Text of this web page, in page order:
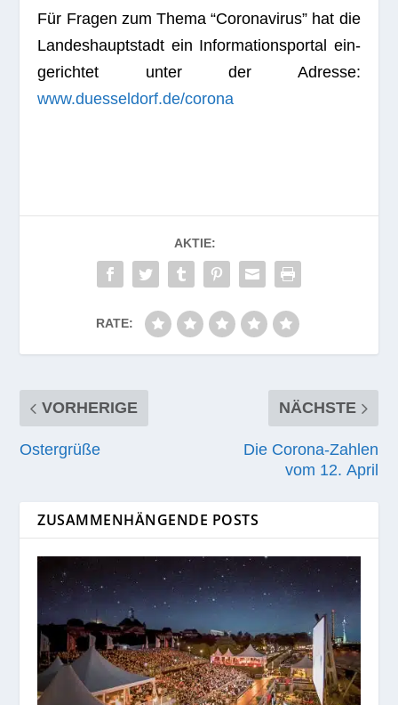
Für Fra­gen zum Thema “Coro­na­vi­rus” hat die
Lan­des­haupt­stadt ein Infor­ma­ti­ons­por­tal ein­
ge­rich­tet unter der Adresse:
www.duesseldorf.de/corona
AKTIE:
RATE:
VORHERIGE
Ostergrüße
NÄCHSTE
Die Corona-Zahlen
vom 12. April
ZUSAMMENHÄNGENDE POSTS